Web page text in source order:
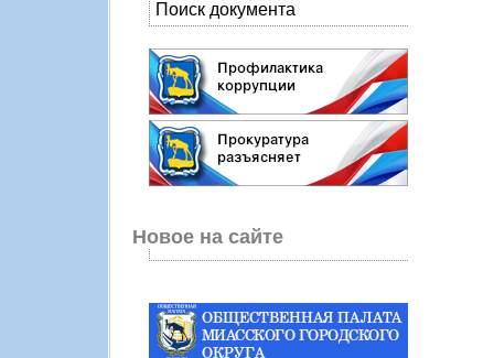
Поиск документа
Новое на сайте